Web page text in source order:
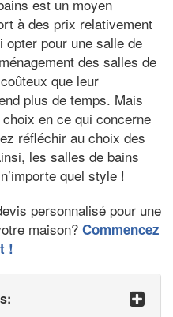
est un moyen
à des prix relativement
pour une salle de
des salles de
que leur
plus de temps. Mais
en ce qui concerne
réfléchir au choix des
les salles de bains
quel style !
personnalisé pour une
maison? Commencez
!